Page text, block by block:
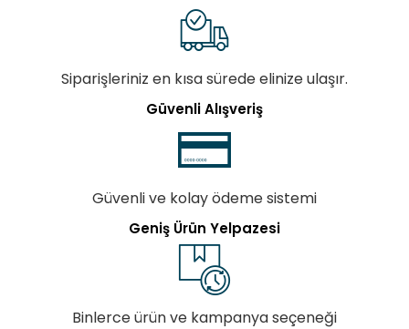
Siparişleriniz en kısa sürede elinize ulaşır.
Güvenli Alışveriş
Güvenli ve kolay ödeme sistemi
Geniş Ürün Yelpazesi
Binlerce ürün ve kampanya seçeneği